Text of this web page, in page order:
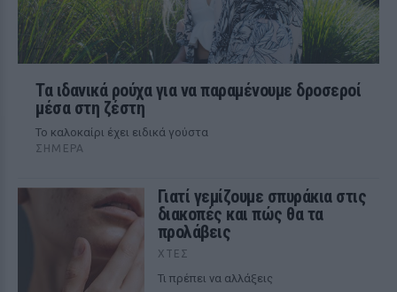
Τα ιδανικά ρούχα για να παραμένουμε δροσεροί
μέσα στη ζέστη
To καλοκαίρι έχει ειδικά γούστα
ΣΉΜΕΡΑ
Γιατί γεμίζουμε σπυράκια στις
διακοπές και πώς θα τα
προλάβεις
ΧΤΕΣ
Τι πρέπει να αλλάξεις